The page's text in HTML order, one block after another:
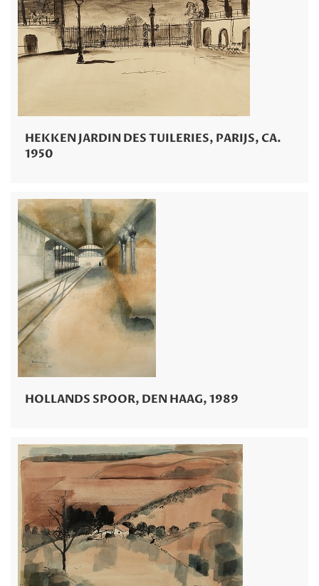
HEKKEN JARDIN DES TUILERIES, PARIJS, CA.
1950
HOLLANDS SPOOR, DEN HAAG, 1989